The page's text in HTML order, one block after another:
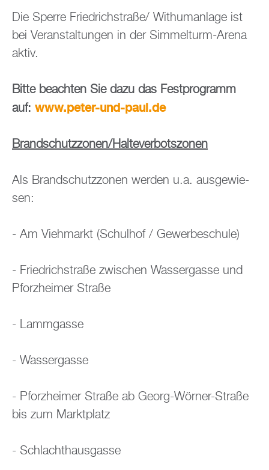
Die Sper­re Fried­rich­stra­ße/ Wit­human­la­ge ist
bei Ver­an­stal­tun­gen in der Sim­mel­turm-Arena
aktiv.
Bitte be­ach­ten Sie dazu das Fest­pro­gramm
auf: www.​peter-​und-​paul.​de
Brand­schutz­zo­nen/Hal­te­ver­bots­zo­nen
Als Brand­schutz­zo­nen wer­den u.a. aus­ge­wie­
sen:
- Am Vieh­markt (Schul­hof / Ge­wer­be­schu­le)
- Fried­rich­stra­ße zwi­schen Was­ser­gas­se und
Pforz­hei­mer Stra­ße
- Lamm­gas­se
- Was­ser­gas­se
- Pforz­hei­mer Stra­ße ab Georg-Wör­ner-Stra­ße
bis zum Markt­platz
- Schlacht­haus­gas­se